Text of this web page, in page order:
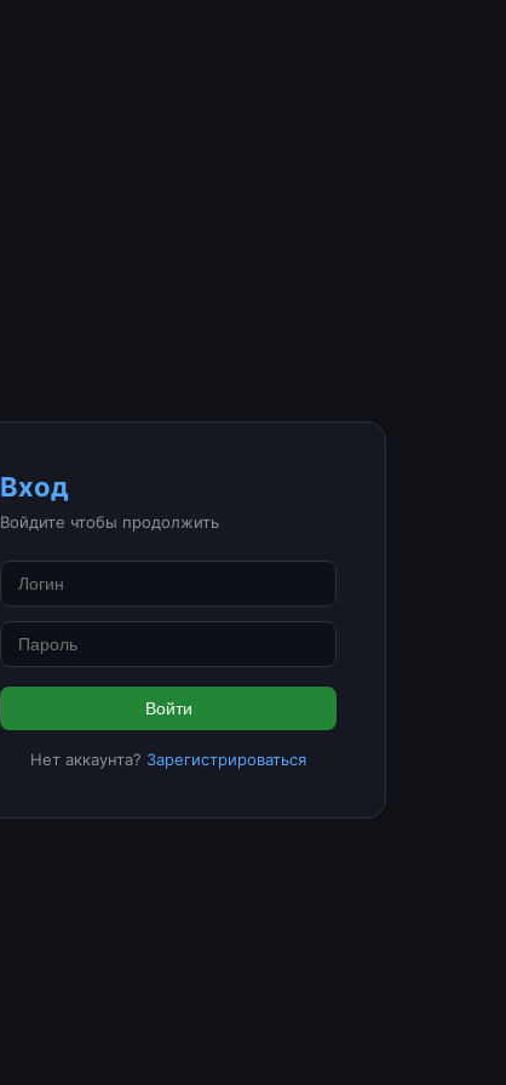
Вход
Войдите чтобы продолжить
Войти
Нет аккаунта? Зарегистрироваться